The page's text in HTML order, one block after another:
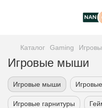
Каталог Gaming
Игровые мыши
Игровые мыши
Игровые гарнитуры